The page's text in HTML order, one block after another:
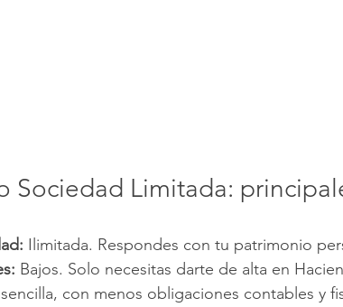
Sociedad Limitada:
Ilimitada. Respondes con tu patrimonio
Bajos. Solo necesitas darte de alta en
con menos obligaciones contables y